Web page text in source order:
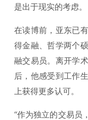
是出于现实的考虑。
在读博前，亚东已
得金融、哲学两个
融交易员。离开学
后，他感受到工作
上获得更多认可。
“作为独立的交易员